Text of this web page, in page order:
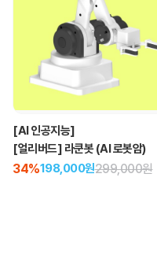
[AI 인공지능]
[얼리버드] 라쿤봇 (AI 로봇암)
34%198,000원299,000원